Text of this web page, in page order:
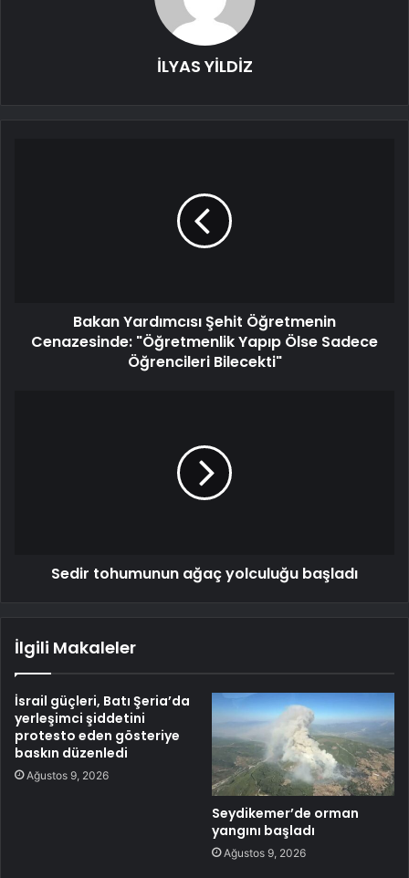
İLYAS YİLDİZ
Bakan Yardımcısı Şehit Öğretmenin
Cenazesinde: "Öğretmenlik Yapıp Ölse Sadece
Öğrencileri Bilecekti"
Sedir tohumunun ağaç yolculuğu başladı
İlgili Makaleler
İsrail güçleri, Batı Şeria’da
yerleşimci şiddetini
protesto eden gösteriye
baskın düzenledi
Ağustos 9, 2026
Seydikemer’de orman
yangını başladı
Ağustos 9, 2026